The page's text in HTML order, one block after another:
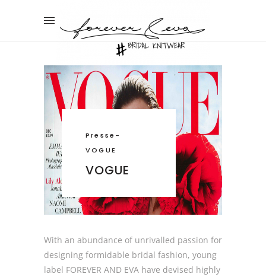
Presse -
VOGUE
VOGUE
With an abundance of unrivalled passion for
designing formidable bridal fashion, young
label FOREVER AND EVA have devised highly